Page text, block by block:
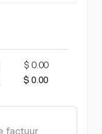
$ 0.00
$ 0.00